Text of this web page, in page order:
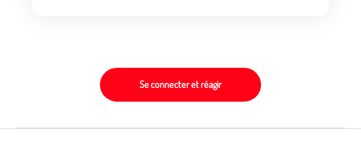
Se connecter et réagir